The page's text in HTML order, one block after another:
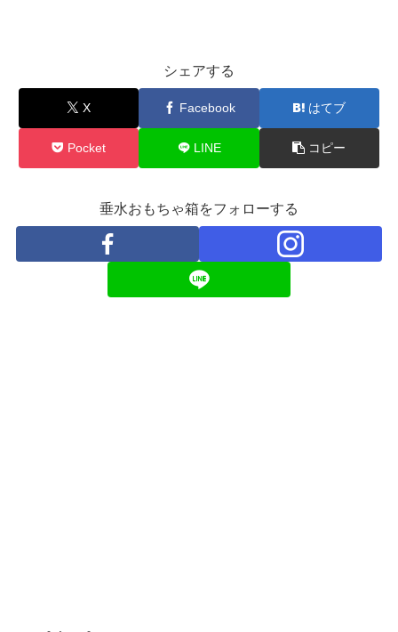
シェアする
X Facebook はてブ
Pocket LINE コピー
垂水おもちゃ箱をフォローする